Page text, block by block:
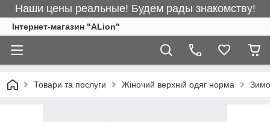
Наши цены реальные! Будем рады знакомству!
Інтернет-магазин "ALіon"
Товари та послуги Жіночий верхній одяг норма